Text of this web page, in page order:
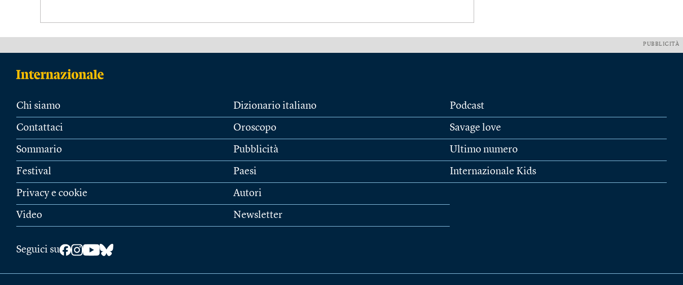
PUBBLICITÀ
Chi siamo
Contattaci
Sommario
Festival
Privacy e cookie
Video
Dizionario italiano
Oroscopo
Pubblicità
Paesi
Autori
Newsletter
Podcast
Savage love
Ultimo numero
Internazionale Kids
Seguici su